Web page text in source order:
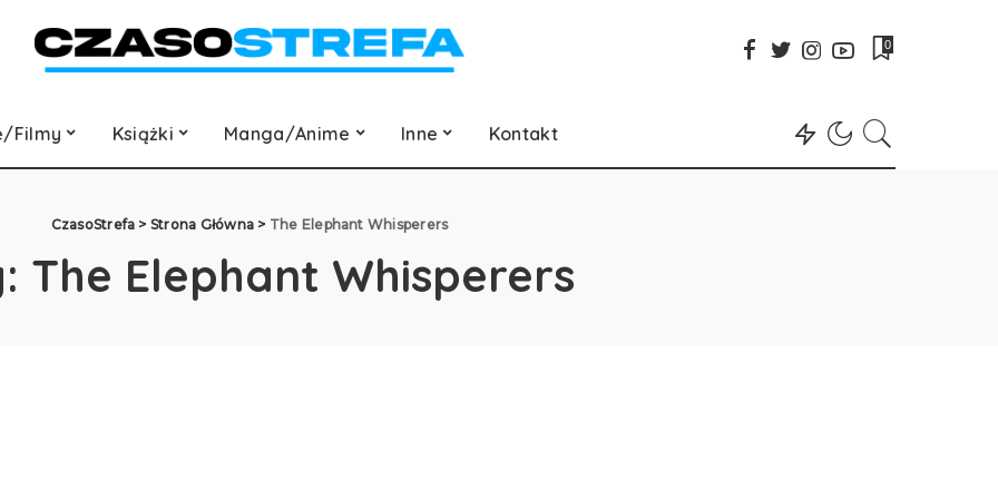
0
Filmy Książki Manga/Anime Inne Kontakt
CzasoStrefa > Strona Główna > The Elephant Whisperers
The Elephant Whisperers